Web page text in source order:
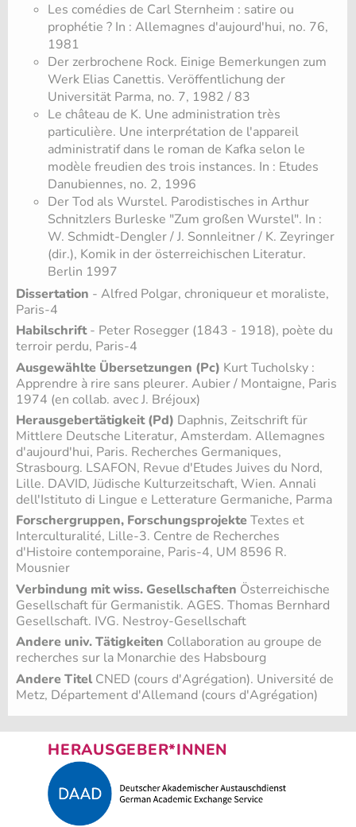
Les comédies de Carl Sternheim : satire ou
prophétie ? In : Allemagnes d'aujourd'hui, no. 76,
1981
Der zerbrochene Rock. Einige Bemerkungen zum
Werk Elias Canettis. Veröffentlichung der
Universität Parma, no. 7, 1982 / 83
Le château de K. Une administration très
particulière. Une interprétation de l'appareil
administratif dans le roman de Kafka selon le
modèle freudien des trois instances. In : Etudes
Danubiennes, no. 2, 1996
Der Tod als Wurstel. Parodistisches in Arthur
Schnitzlers Burleske "Zum großen Wurstel". In :
W. Schmidt-Dengler / J. Sonnleitner / K. Zeyringer
(dir.), Komik in der österreichischen Literatur.
Berlin 1997
Dissertation - Alfred Polgar, chroniqueur et moraliste,
Paris-4
Habilschrift- Peter Rosegger (1843 - 1918), poète du
terroir perdu, Paris-4
Ausgewählte Übersetzungen (Pc) Kurt Tucholsky :
Apprendre à rire sans pleurer. Aubier / Montaigne, Paris
1974 (en collab. avec J. Bréjoux)
Herausgebertätigkeit (Pd) Daphnis, Zeitschrift für
Mittlere Deutsche Literatur, Amsterdam. Allemagnes
d'aujourd'hui, Paris. Recherches Germaniques,
Strasbourg. LSAFON, Revue d'Etudes Juives du Nord,
Lille. DAVID, Jüdische Kulturzeitschaft, Wien. Annali
dell'Istituto di Lingue e Letterature Germaniche, Parma
Forschergruppen, ForschungsprojekteTextes et
Interculturalité, Lille-3. Centre de Recherches
d'Histoire contemporaine, Paris-4, UM 8596 R.
Mousnier
Verbindung mit wiss. Gesellschaften Österreichische
Gesellschaft für Germanistik. AGES. Thomas Bernhard
Gesellschaft. IVG. Nestroy-Gesellschaft
Andere univ. Tätigkeiten Collaboration au groupe de
recherches sur la Monarchie des Habsbourg
Andere Titel CNED (cours d'Agrégation). Université de
Metz, Département d'Allemand (cours d'Agrégation)
HERAUSGEBER*INNEN